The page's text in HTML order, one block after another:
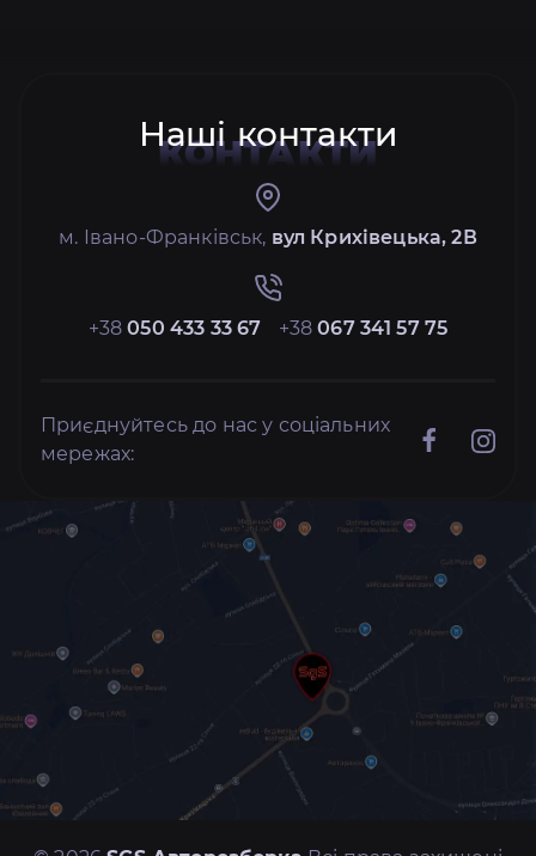
Наші контакти
КОНТАКТИ
м. Івано-Франківськ, вул Крихівецька, 2В
+38050 433 33 67 +38067 341 57 75
Приєднуйтесь до нас у соціальних
мережах: